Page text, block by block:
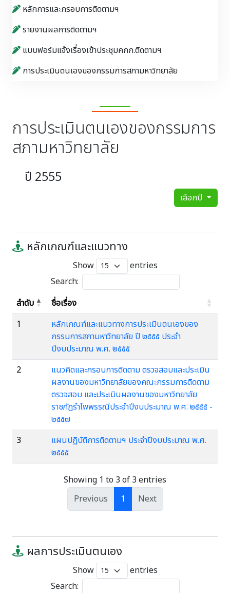
หลักการและกรอบการติดตามฯ
รายงานผลการติดตามฯ
แบบฟอร์มแจ้งเรื่องเข้าประชุมคกก.ติดตามฯ
การประเมินตนเองของกรรมการสภามหาวิทยาลัย
การประเมินตนเองของกรรมการ
สภามหาวิทยาลัย
ปี 2555
เลือกปี
หลักเกณฑ์และแนวทาง
Show
entries
Search:
ลำดับ
ชื่อเรื่อง
1
หลักเกณฑ์และแนวทางการประเมินตนเองของ
กรรมการสภามหาวิทยาลัย ปี ๒๕๕๕ ประจำ
ปีงบประมาณ พ.ศ. ๒๕๕๕
2
แนวคิดและกรอบการติดตาม ตรวจสอบและประเมิน
ผลงานของมหาวิทยาลัยของคณะกรรมการติดตาม
ตรวจสอบ และประเมินผลงานของมหาวิทยาลัย
ราชภัฏรำไพพรรณีประจำปีงบประมาณ พ.ศ. ๒๕๕๕ -
๒๕๕๗
3
แผนปฏิบัติการติดตามฯ ประจำปีงบประมาณ พ.ศ.
๒๕๕๕
Showing 1 to 3 of 3 entries
Previous
1 Next
ผลการประเมินตนเอง
Show
entries
Search: